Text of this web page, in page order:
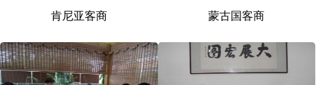
肯尼亚客商 蒙古国客商